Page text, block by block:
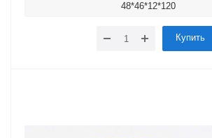
48*46*12*120
Купить